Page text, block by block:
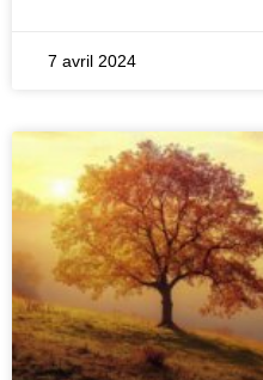
7 avril 2024